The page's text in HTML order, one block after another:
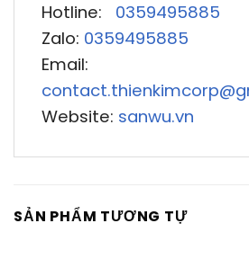
Hotline: 0359495885
Zalo: 0359495885
Email:
Website: sanwu.vn
SẢN PHẨM TƯƠNG TỰ